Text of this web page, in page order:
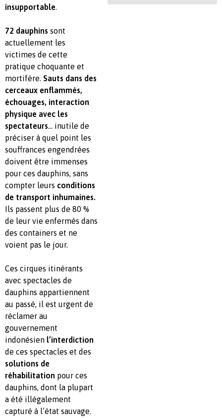
insupportable.
72 dauphins sont
actuellement les
victimes de cette
pratique choquante et
mortifère. Sauts dans des
cerceaux enflammés,
échouages, interaction
physique avec les
spectateurs… inutile de
préciser à quel point les
souffrances engendrées
doivent être immenses
pour ces dauphins, sans
compter leurs conditions
de transport inhumaines.
Ils passent plus de 80 %
de leur vie enfermés dans
des containers et ne
voient pas le jour.
Ces cirques itinérants
avec spectacles de
dauphins appartiennent
au passé, il est urgent de
réclamer au
gouvernement
indonésien l’interdiction
de ces spectacles et des
solutions de
réhabilitation pour ces
dauphins, dont la plupart
a été illégalement
capturé à l’état sauvage.